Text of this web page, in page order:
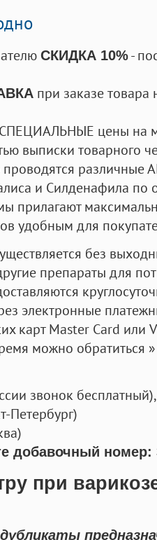
СКИДКА 10%-
при заказе
цены на
выписки товарного
проводятся
и Силденафила по
прилагают
удобным для
без
препараты для
электронные
карт Master Card или
можно обратиться
звонок бесплатный),
Петербург)
добавочный номер:
при